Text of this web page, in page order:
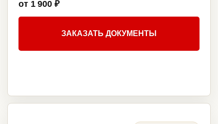
от 1 900 ₽
ЗАКАЗАТЬ ДОКУМЕНТЫ